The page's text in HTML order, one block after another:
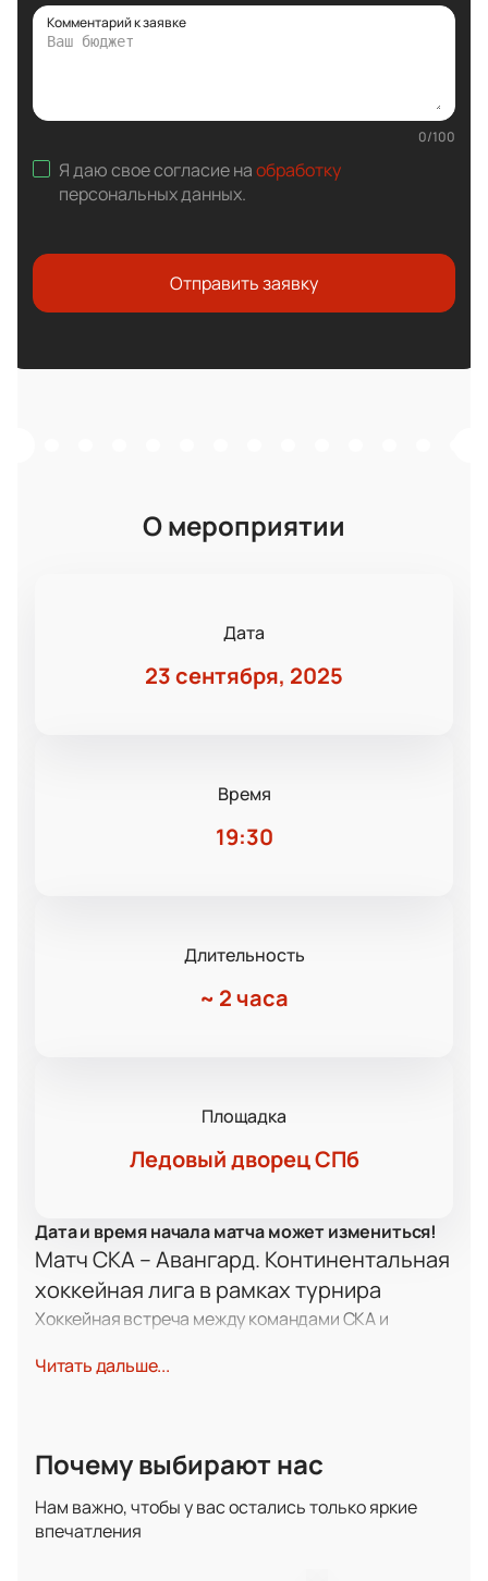
Комментарий к заявке
0/100
Я даю свое согласие наобработку
персональных данных.
Отправить заявку
О мероприятии
Дата
23 сентября, 2025
Время
19:30
Длительность
~ 2 часа
Площадка
Ледовый дворец СПб
Дата и время начала матча может измениться!
Матч СКА – Авангард. Континентальная
хоккейная лига в рамках турнира
Хоккейная встреча между командами СКА и
среди игр КХЛ нового сезона. Противостояние этих
настоящими эмоциями, которые дарит только
хоккей высшего класса. Каждый матч
Континентальной хоккейной лиги становится
праздником для поклонников спорта, а дуэль СКА и
Читать дальше...
Почему выбирают нас
Нам важно, чтобы у вас остались только яркие
впечатления